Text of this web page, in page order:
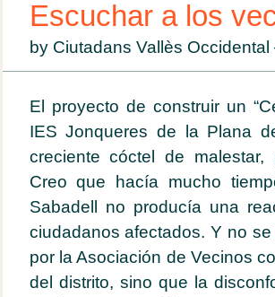
Escuchar a los
by Ciutadans Vallès
El proyecto de construir un
IES Jonqueres de la Plana
creciente cóctel de
Creo que hacía mucho
Sabadell no producía una
ciudadanos afectados. Y no
por la Asociación de Vecinos
del distrito, sino que la